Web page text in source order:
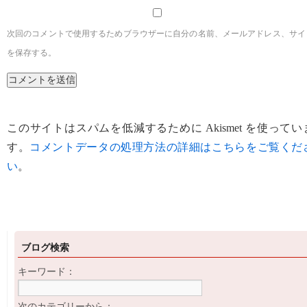
次回のコメントで使用するためブラウザーに自分の名前、メールアドレス、サ
を保存する。
このサイトはスパムを低減するために Akismet を使ってい
す。
コメントデータの処理方法の詳細はこちらをご覧くだ
い。
ブログ検索
キーワード：